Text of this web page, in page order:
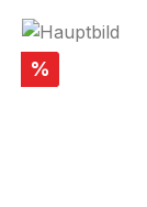
Rabatt
%